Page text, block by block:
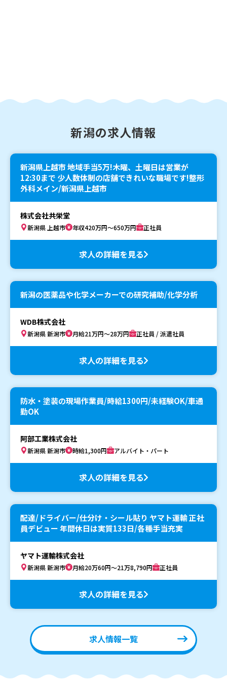
新潟の求人情報
新潟県上越市 地域手当5万!木曜、土曜日は営業が
12:30まで 少人数体制の店舗できれいな職場です!整形
外科メイン/新潟県上越市
株式会社共栄堂
新潟県 上越市 年収420万円～650万円 正社員
求人の詳細を見る
新潟の医薬品や化学メーカーでの研究補助/化学分析
WDB株式会社
新潟県 新潟市 月給21万円～28万円 正社員 / 派遣社員
求人の詳細を見る
防水・塗装の現場作業員/時給1300円/未経験OK/車通
勤OK
阿部工業株式会社
新潟県 新潟市 時給1,300円 アルバイト・パート
求人の詳細を見る
配達/ドライバー/仕分け・シール貼り ヤマト運輸 正社
員デビュー 年間休日は実質133日/各種手当充実
ヤマト運輸株式会社
新潟県 新潟市 月給20万60円～21万8,790円 正社員
求人の詳細を見る
求人情報一覧